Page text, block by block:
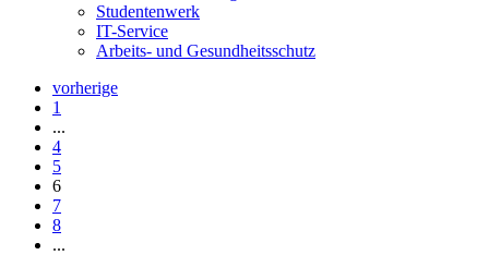
Studentenwerk
IT-Service
Arbeits- und Gesundheitsschutz
vorherige
1
...
4
5
6
7
8
...